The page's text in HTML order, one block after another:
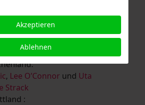
MalComes,Christa Mayer-
Guntram Prochaska
Schaub,Birgit Schweimler &
undRolf Thärichen
, Lee O’Connor und Uta
Strack
:
Akzeptieren
Ablehnen